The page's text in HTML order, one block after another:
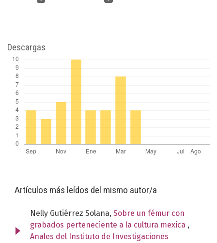
Descargas
Artículos más leídos del mismo autor/a
Nelly Gutiérrez Solana, Sobre un fémur con
grabados perteneciente a la cultura mexica ,
Anales del Instituto de Investigaciones